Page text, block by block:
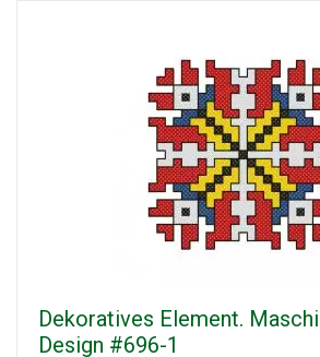
Dekoratives Element.
Design #696-1